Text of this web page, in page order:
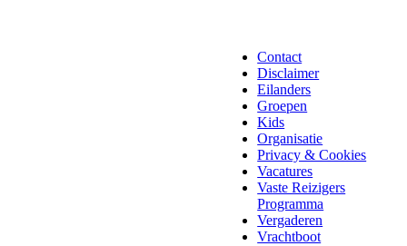
Contact
Disclaimer
Eilanders
Groepen
Kids
Organisatie
Privacy & Cookies
Vacatures
Vaste Reizigers
Programma
Vergaderen
Vrachtboot